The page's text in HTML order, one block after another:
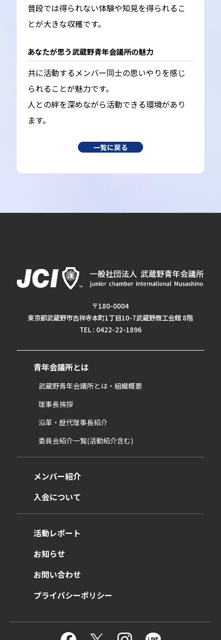
普段では得られない体験や知見を得られるこ
とが大きな収穫です。
あなたが思う武蔵野青年会議所の魅力
共に活動するメンバー同士の思いやりを感じ
られることが魅力です。
人との絆を深めながら活動できる環境があり
ます。
一覧に戻る
〒180-0004
東京都武蔵野市吉祥寺本町1丁目10-7武蔵野商工会館 8階
TEL : 0422-22-1896
青年会議所とは
武蔵野青年会議所とは・組織概要
理事長挨拶
沿革・歴代理事長紹介
委員会紹介一覧(活動紹介含む)
メンバー紹介
入会について
活動レポート
お知らせ
お問い合わせ
プライバシーポリシー